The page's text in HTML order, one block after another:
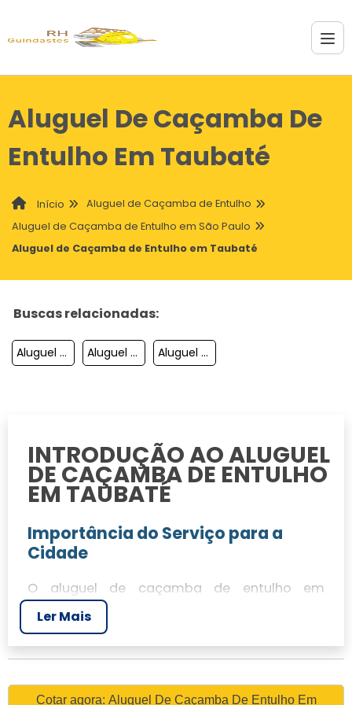
Aluguel De Caçamba De
Entulho Em Taubaté
Início
Aluguel de Caçamba de Entulho
Aluguel de Caçamba de Entulho em São Paulo
Aluguel de Caçamba de Entulho em Taubaté
Buscas relacionadas:
Aluguel De Cacamba De Entulho Em Sumare Aluguel De Cacamba De Entulho Em Sao Bernardo Do Campo Aluguel De Cacamba De Entulho Em Itaquaquecetuba
INTRODUÇÃO AO ALUGUEL
DE CAÇAMBA DE ENTULHO
EM TAUBATÉ
Importância do Serviço para a
Cidade
O aluguel de caçamba de entulho em
Taubaté é essencial para a gestão eficiente
de resíduos urbanos. A cidade, que vem
crescendo rapidamente, precisa de soluções
descarte adequado de materiais de
Ler Mais
Cotar agora: Aluguel De Caçamba De Entulho Em